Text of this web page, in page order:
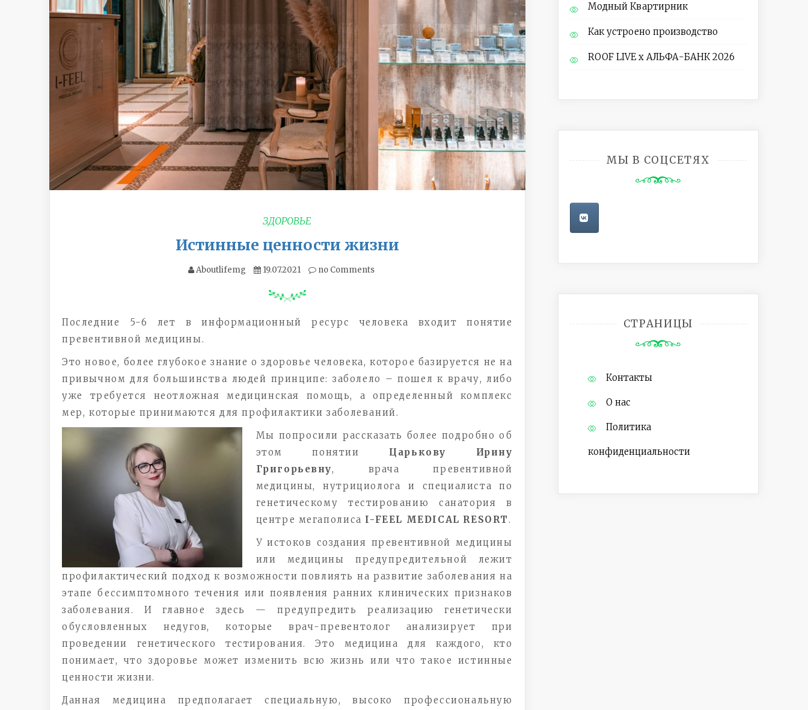
ЗДОРОВЬЕ
Истинные ценности жизни
Aboutlifemg 19.07.2021 no Comments
Последние 5-6 лет в информационный ресурс человека входит понятие
превентивной медицины.
Это новое, более глубокое знание о здоровье человека, которое базируется не на
привычном для большинства людей принципе: заболело – пошел к врачу, либо
уже требуется неотложная медицинская помощь, а определенный комплекс
мер, которые принимаются для профилактики заболеваний.
Мы попросили рассказать более подробно об
этом понятии Царькову Ирину
Григорьевну, врача превентивной
медицины, нутрициолога и специалиста по
генетическому тестированию санатория в
центре мегаполиса I-FEEL MEDICAL RESORT .
У истоков создания превентивной медицины
или медицины предупредительной лежит
профилактический подход к возможности повлиять на развитие заболевания на
этапе бессимптомного течения или появления ранних клинических признаков
заболевания. И главное здесь — предупредить реализацию генетически
обусловленных недугов, которые врач-превентолог анализирует при
проведении генетического тестирования. Это медицина для каждого, кто
понимает, что здоровье может изменить всю жизнь или что такое истинные
ценности жизни.
Данная медицина предполагает специальную, высоко профессиональную
Модный Квартирник
Как устроено производство
ROOF LIVE x АЛЬФА-БАНК 2026
МЫ В СОЦСЕТЯХ
СТРАНИЦЫ
Контакты
О нас
Политика
конфиденциальности